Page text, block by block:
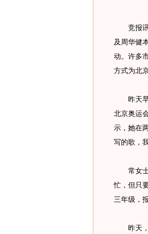
竞报讯
及周华健
动。许多
方式为北
昨天早
北京奥运
示，她在
写的歌，
常女士
忙，但只
三年级，
昨天，